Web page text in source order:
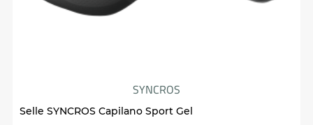
SYNCROS
Selle SYNCROS Capilano Sport Gel